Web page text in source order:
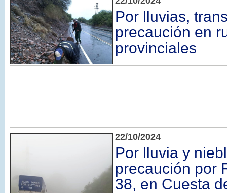
Por lluvias,
precaución en
provinciales
22/10/2024
Por lluvia y
precaución por
38, en Cuesta